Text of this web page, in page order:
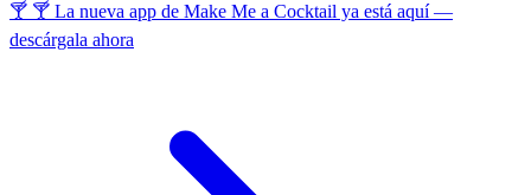
🍸 🍸 La nueva app de Make Me a Cocktail ya está aquí —
descárgala ahora